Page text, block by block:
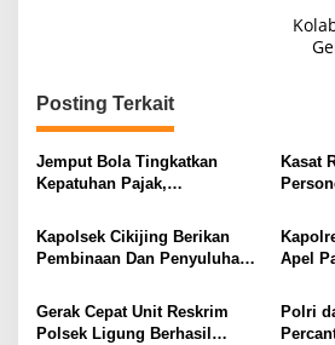
Posting Terkait
Jemput Bola Tingkatkan
Kepatuhan Pajak,
Kawal Program Setyaki Sapta
Arga
Kasat
Lintas
Kapolsek Cikijing Berikan
Pembinaan Dan Penyuluhan
Hingga Aksi Bullying Di
SMAN 1 Cikijing
Apel
Gerak Cepat Unit Reskrim
Polsek Ligung Berhasil
Polri